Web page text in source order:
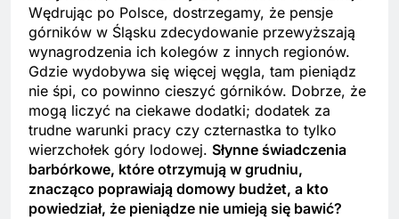
Wędrując po Polsce, dostrzegamy, że pensje
górników w Śląsku zdecydowanie przewyższają
wynagrodzenia ich kolegów z innych regionów.
Gdzie wydobywa się więcej węgla, tam pieniądz
nie śpi, co powinno cieszyć górników. Dobrze, że
mogą liczyć na ciekawe dodatki; dodatek za
trudne warunki pracy czy czternastka to tylko
wierzchołek góry lodowej. Słynne świadczenia
barbórkowe, które otrzymują w grudniu,
znacząco poprawiają domowy budżet, a kto
powiedział, że pieniądze nie umieją się bawić?